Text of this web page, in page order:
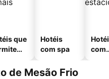
que
Hotéis
com spa
com
de Mesão Frio